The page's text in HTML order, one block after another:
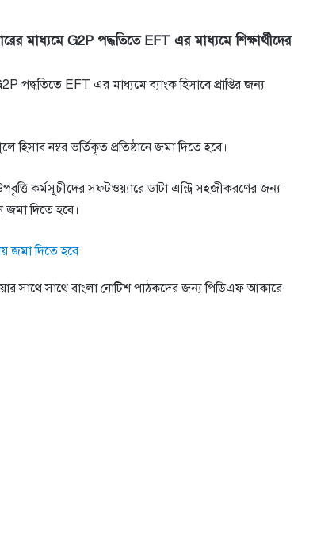
মাধ্যমে G2P পদ্ধতিতে EFT এর মাধ্যমে শিক্ষার্থীদের
পদ্ধতিতে EFT এর মাধ্যমে ব্যাংক হিসাবে প্রাপ্তির জন্য
নম্বর ভর্তিকৃত প্রতিষ্ঠানে জমা দিতে হবে।
কর্মসূচীদের সফটওয়্যারে ডাটা এন্ট্রি সহজীকরণের জন্য
জমা দিতে হবে।
জমা দিতে হবে
সাথে সাথে বাংলা নোটিশ পাঠকদের জন্য পিডিএফ আকারে